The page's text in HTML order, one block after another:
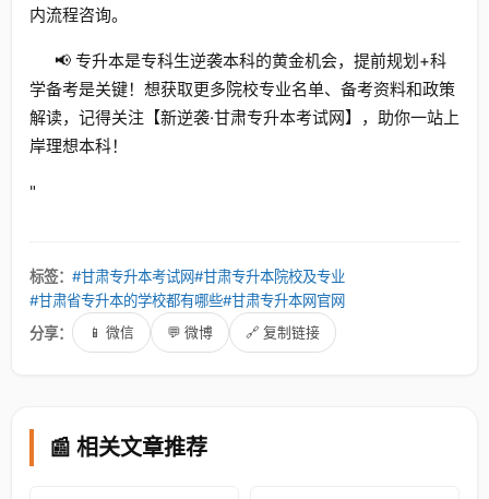
内流程咨询。
📢 专升本是专科生逆袭本科的黄金机会，提前规划+科
学备考是关键！想获取更多院校专业名单、备考资料和政策
解读，记得关注【新逆袭·甘肃专升本考试网】，助你一站上
岸理想本科！
"
标签： #甘肃专升本考试网#甘肃专升本院校及专业
#甘肃省专升本的学校都有哪些#甘肃专升本网官网
分享：
📱 微信 💬 微博 🔗 复制链接
📰 相关文章推荐